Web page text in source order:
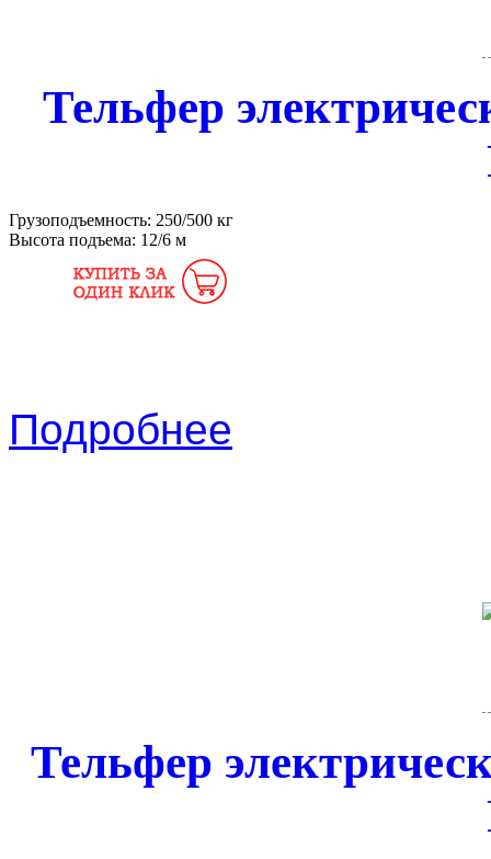
Тельфер
Грузоподъемность: 250/500 кг
Высота подъема: 12/6 м
Подробнее
Тельфер